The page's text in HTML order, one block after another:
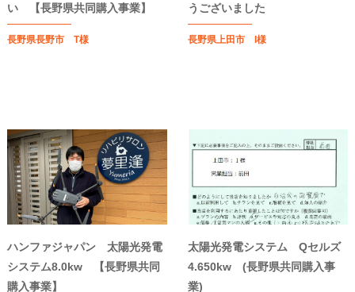
い 【長野県共同購入事業】
長野県長野市 T様
うございました
長野県上田市 I様
ハンファジャパン 太陽光発電
システム8.0kw 【長野県共同
購入事業】
太陽光発電システム Qセルズ
4.650kw (長野県共同購入事
業)